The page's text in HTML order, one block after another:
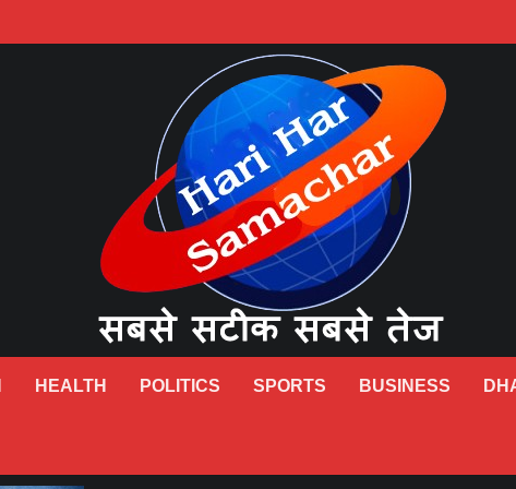
HEALTH POLITICS SPORTS BUSINESS